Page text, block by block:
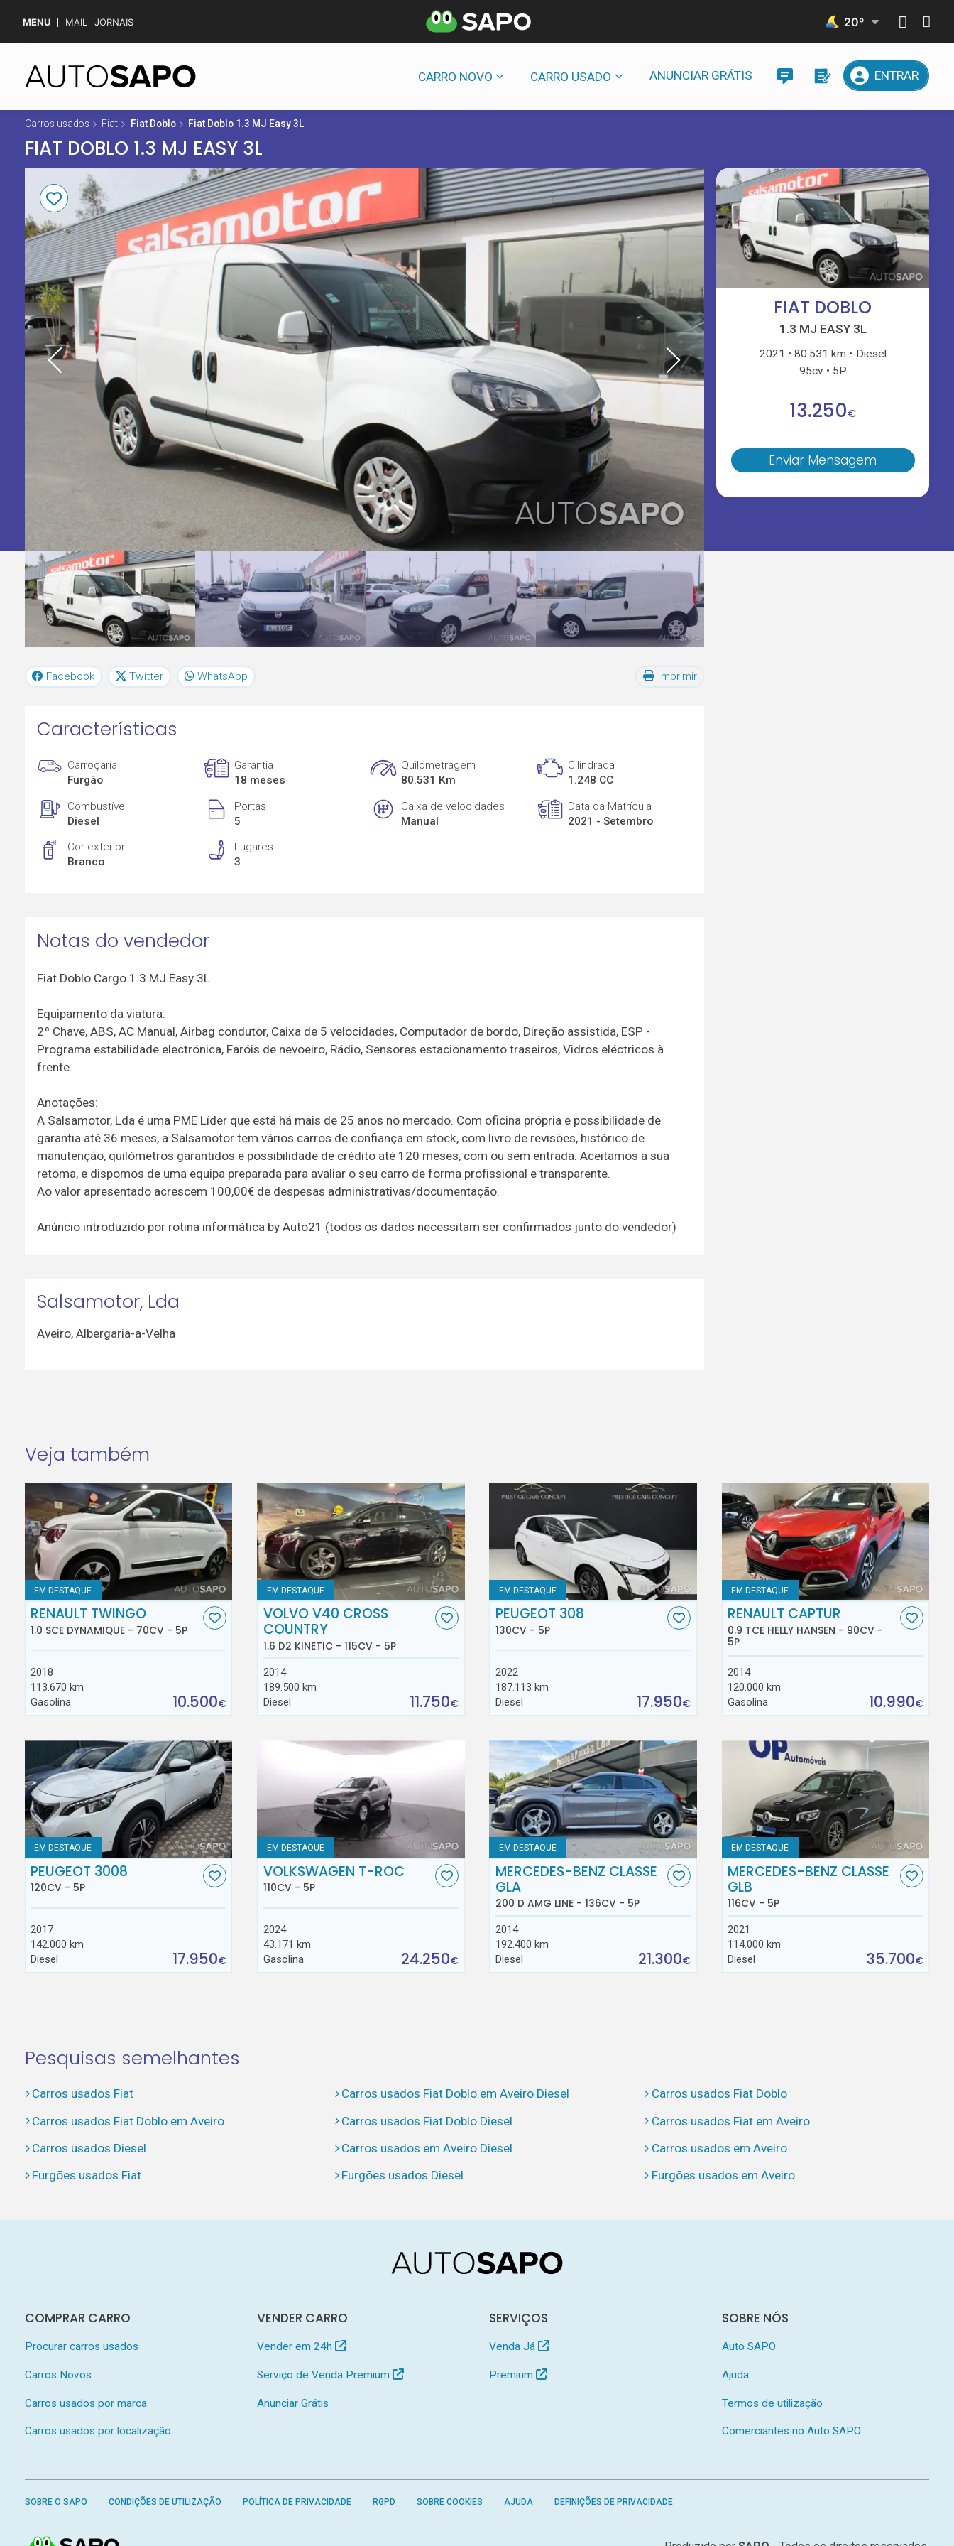
MENU MAIL JORNAIS 20º
CARRO NOVO CARRO USADO ANUNCIAR GRÁTIS ENTRAR
Carros usados Fiat Fiat Doblo Fiat Doblo 1.3 MJ Easy 3L
FIAT DOBLO 1.3 MJ EASY 3L
FIAT DOBLO
1.3 MJ EASY 3L
2021 80.531 km
Diesel
95cv
5P
13.250€
Enviar Mensagem
Facebook Twitter WhatsApp Imprimir
Características
Carroçaria
Furgão
Garantia
18 meses
Quilometragem
80.531 Km
Cilindrada
1.248 CC
Combustível
Diesel
Portas
5
Caixa de velocidades
Manual
Data da Matrícula
2021 - Setembro
Cor exterior
Branco
Lugares
3
Notas do vendedor
Fiat Doblo Cargo 1.3 MJ Easy 3L
Equipamento da viatura:
2ª Chave, ABS, AC Manual, Airbag condutor, Caixa de 5 velocidades, Computador de bordo, Direção assistida, ESP -
Programa estabilidade electrónica, Faróis de nevoeiro, Rádio, Sensores estacionamento traseiros, Vidros eléctricos à
frente.
Anotações:
A Salsamotor, Lda é uma PME Líder que está há mais de 25 anos no mercado. Com oficina própria e possibilidade de
garantia até 36 meses, a Salsamotor tem vários carros de confiança em stock, com livro de revisões, histórico de
manutenção, quilómetros garantidos e possibilidade de crédito até 120 meses, com ou sem entrada. Aceitamos a sua
retoma, e dispomos de uma equipa preparada para avaliar o seu carro de forma profissional e transparente.
Ao valor apresentado acrescem 100,00€ de despesas administrativas/documentação.
Anúncio introduzido por rotina informática by Auto21 (todos os dados necessitam ser confirmados junto do vendedor)
Salsamotor, Lda
Aveiro, Albergaria-a-Velha
Veja também
EM DESTAQUE
RENAULT TWINGO
1.0 SCE DYNAMIQUE - 70CV - 5P
2018
113.670 km
Gasolina
10.500€
EM DESTAQUE
VOLVO V40 CROSS
COUNTRY
1.6 D2 KINETIC - 115CV - 5P
2014
189.500 km
Diesel
11.750€
EM DESTAQUE
PEUGEOT 308
130CV - 5P
2022
187.113 km
Diesel
17.950€
EM DESTAQUE
RENAULT CAPTUR
0.9 TCE HELLY HANSEN - 90CV -
5P
2014
120.000 km
Gasolina
10.990€
EM DESTAQUE
PEUGEOT 3008
120CV - 5P
2017
142.000 km
Diesel
17.950€
EM DESTAQUE
VOLKSWAGEN T-ROC
110CV - 5P
2024
43.171 km
Gasolina
24.250€
EM DESTAQUE
MERCEDES-BENZ CLASSE
GLA
200 D AMG LINE - 136CV - 5P
2014
192.400 km
Diesel
21.300€
EM DESTAQUE
MERCEDES-BENZ CLASSE
GLB
116CV - 5P
2021
114.000 km
Diesel
35.700€
Pesquisas semelhantes
Carros usados Fiat Carros usados Fiat Doblo em Aveiro Diesel
Carros usados Fiat Doblo
Carros usados Fiat Doblo em Aveiro
Carros usados Fiat Doblo Diesel
Carros usados Fiat em Aveiro
Carros usados Diesel
Carros usados em Aveiro Diesel
Carros usados em Aveiro
Furgões usados Fiat
Furgões usados Diesel Furgões usados em Aveiro
COMPRAR CARRO
Procurar carros usados
Carros Novos
Carros usados por marca
Carros usados por localização
VENDER CARRO
Vender em 24h
Serviço de Venda Premium
Anunciar Grátis
SERVIÇOS
Venda Já
Premium
SOBRE NÓS
Auto SAPO
Ajuda
Termos de utilização
Comerciantes no Auto SAPO
SOBRE O SAPO CONDIÇÕES DE UTILIZAÇÃO POLÍTICA DE PRIVACIDADE RGPD SOBRE COOKIES AJUDA DEFINIÇÕES DE PRIVACIDADE